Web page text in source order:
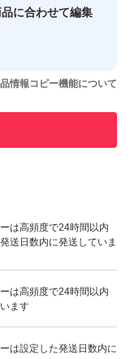
た実績があります
があります
は高頻度で24時間以内
送日数内に発送していま
は高頻度で24時間以内
ます
は設定した発送日数内に
に合わせて編集
情報コピー機能について
いいね！
3,400